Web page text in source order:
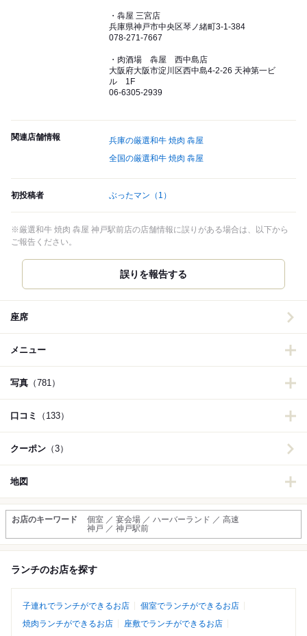
・犇屋 三宮店
兵庫県神戸市中央区琴ノ緒町3-1-384
078-271-7667
・肉酒場 犇屋 西中島店
大阪府大阪市淀川区西中島4-2-26 天神第一ビ
ル 1F
06-6305-2939
関連店舗情報
兵庫の厳選和牛 焼肉 犇屋
全国の厳選和牛 焼肉 犇屋
初投稿者 ぶったマン （1）
※厳選和牛 焼肉 犇屋 神戸駅前店の店舗情報に誤りがある場合は、以下から
ご報告ください。
誤りを報告する
座席
メニュー
写真 （781）
口コミ （133）
クーポン （3）
地図
お店のキーワード
個室 ／ 宴会場 ／ ハーバーランド ／ 高速
神戸 ／ 神戸駅前
ランチのお店を探す
子連れでランチができるお店
個室でランチができるお店
焼肉ランチができるお店
座敷でランチができるお店